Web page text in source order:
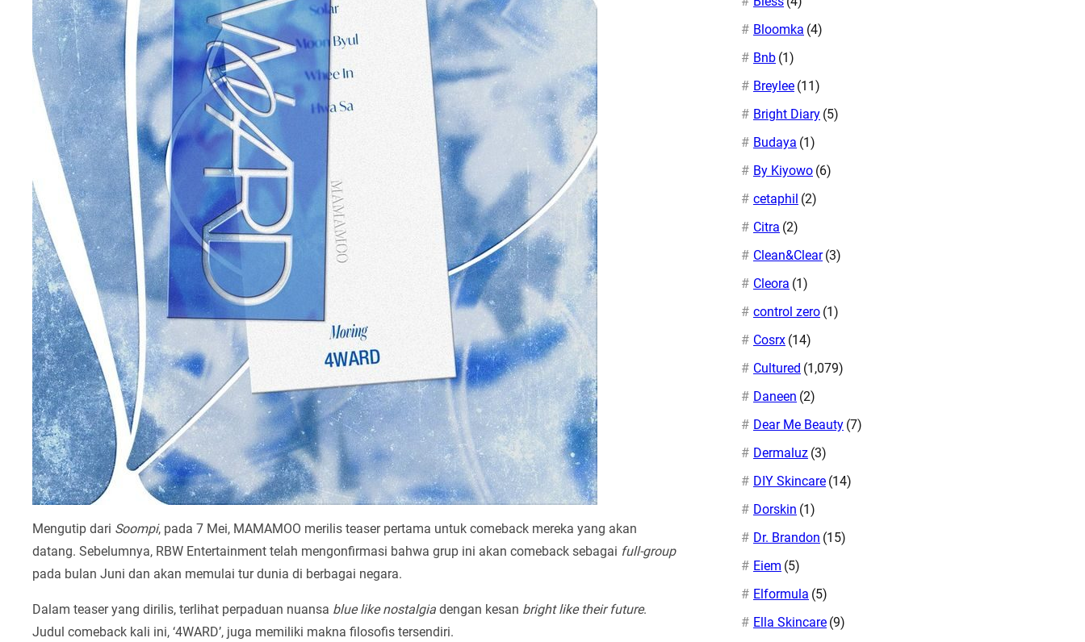
Mengutip dari Soompi, pada 7 Mei, MAMAMOO merilis teaser pertama untuk comeback mereka yang akan
datang. Sebelumnya, RBW Entertainment telah mengonfirmasi bahwa grup ini akan comeback sebagai full-group
pada bulan Juni dan akan memulai tur dunia di berbagai negara.
Dalam teaser yang dirilis, terlihat perpaduan nuansa blue like nostalgia dengan kesan bright like their future.
Judul comeback kali ini, ‘4WARD’, juga memiliki makna filosofis tersendiri.
Bloomka (4)
Bnb (1)
Breylee (11)
Bright Diary (5)
Budaya (1)
By Kiyowo (6)
cetaphil (2)
Citra (2)
Clean&Clear (3)
Cleora (1)
control zero (1)
Cosrx (14)
Cultured (1,079)
Daneen (2)
Dear Me Beauty (7)
Dermaluz (3)
DIY Skincare (14)
Dorskin (1)
Dr. Brandon (15)
Eiem (5)
Elformula (5)
Ella Skincare (9)